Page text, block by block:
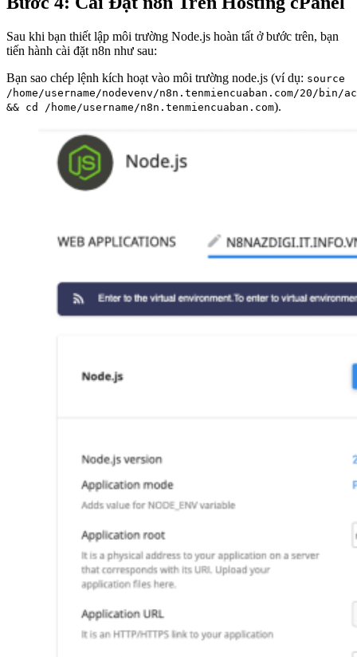
Sau khi bạn thiết lập môi trường Node.js hoàn tất ở bước trên, bạn
tiến hành cài đặt n8n như sau:
Bạn sao chép lệnh kích hoạt vào môi trường node.js (ví dụ: source
/home/username/nodevenv/n8n.tenmiencuaban.com/20/bin/
&& cd /home/username/n8n.tenmiencuaban.com).